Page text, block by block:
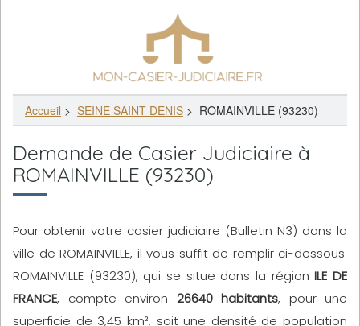
Accueil > SEINE SAINT DENIS > ROMAINVILLE (93230)
Demande de Casier Judiciaire à
ROMAINVILLE (93230)
Pour obtenir votre casier judiciaire (Bulletin N3) dans la
ville de ROMAINVILLE, il vous suffit de remplir ci-dessous.
ROMAINVILLE (93230), qui se situe dans la régionILE DE
FRANCE, compte environ 26640 habitants, pour une
superficie de 3,45 km², soit une densité de population